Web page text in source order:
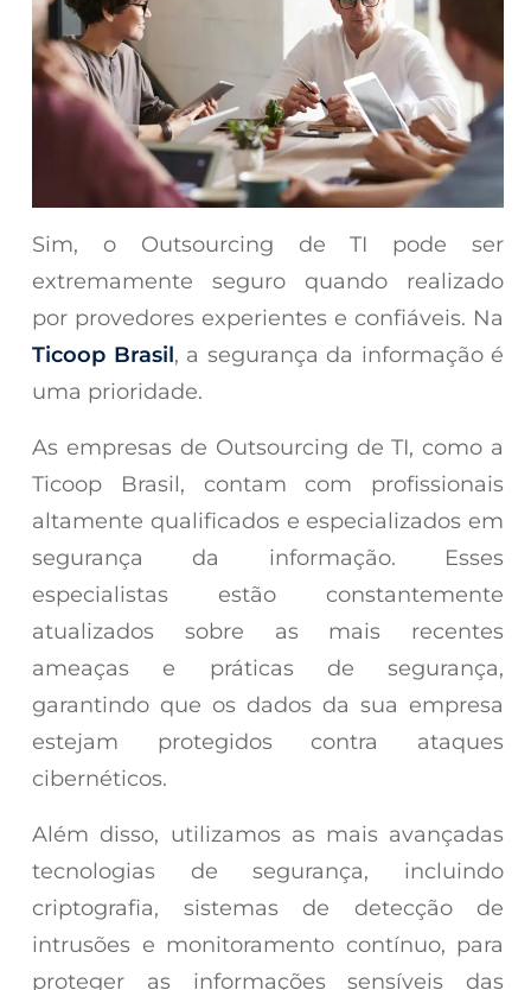
Sim, o Outsourcing de TI pode ser
extremamente seguro quando realizado
por provedores experientes e confiáveis. Na
Ticoop Brasil, a segurança da informação é
uma prioridade.
As empresas de Outsourcing de TI, como a
Ticoop Brasil, contam com profissionais
altamente qualificados e especializados em
segurança da informação. Esses
especialistas estão constantemente
atualizados sobre as mais recentes
ameaças e práticas de segurança,
garantindo que os dados da sua empresa
estejam protegidos contra ataques
cibernéticos.
Além disso, utilizamos as mais avançadas
tecnologias de segurança, incluindo
criptografia, sistemas de detecção de
intrusões e monitoramento contínuo, para
proteger as informações sensíveis das